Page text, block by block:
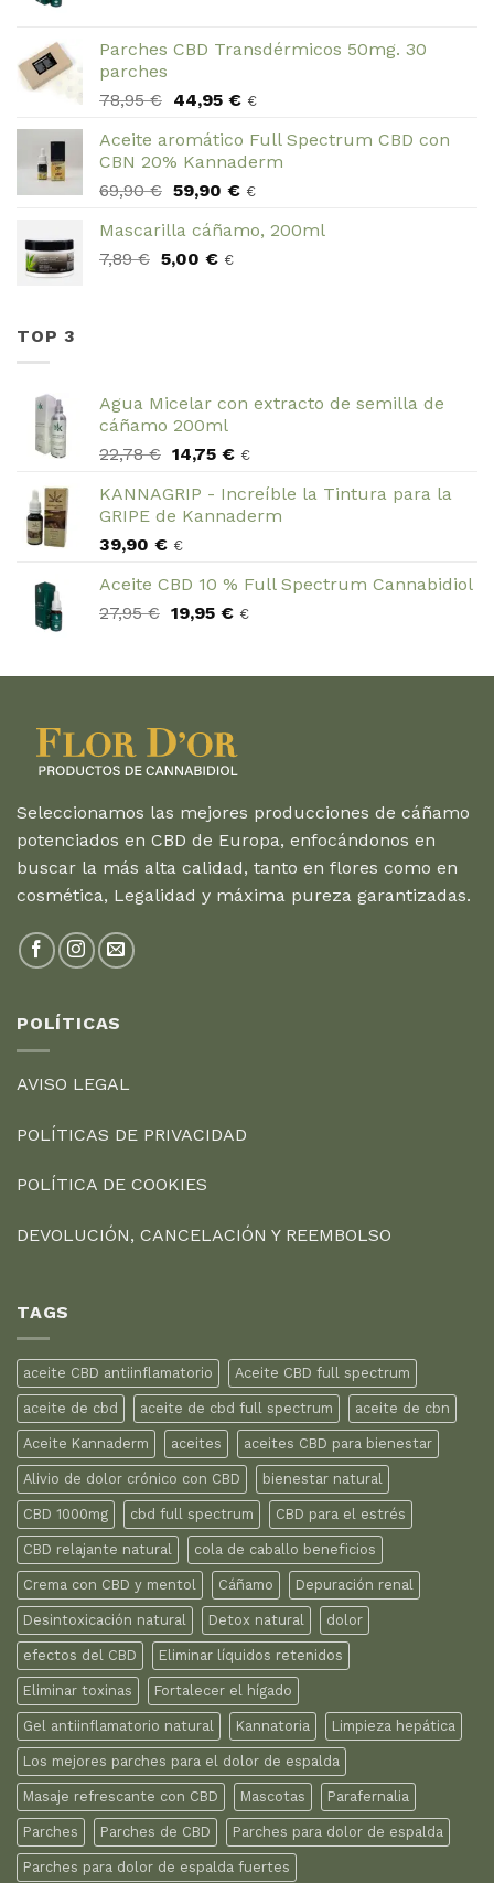
era:
es:
Parches CBD Transdérmicos 50mg. 30
parches
78,95€ El
original
era:
78,95 €.
44,95 €El
actual
es:
44,95 €.
€
Aceite aromático Full Spectrum CBD con
CBN 20% Kannaderm
69,90€ El
original
era:
59,90 €El
actual
€
Mascarilla cáñamo, 200ml
7,89€ El
5,00 €El
€
TOP 3
Agua Micelar con extracto de semilla de
cáñamo 200ml
22,78€ El
original
era:
22,78 €.
14,75 €El
actual
es:
€
KANNAGRIP - Increíble la Tintura para la
GRIPE de Kannaderm
39,90 € €
Aceite CBD 10 % Full Spectrum Cannabidiol
27,95€ El
era:
19,95 €El
es:
€
Seleccionamos las mejores producciones de cáñamo
potenciados en CBD de Europa, enfocándonos en
buscar la más alta calidad, tanto en flores como en
cosmética, Legalidad y máxima pureza garantizadas.
POLÍTICAS
AVISO LEGAL
POLÍTICAS DE PRIVACIDAD
POLÍTICA DE COOKIES
DEVOLUCIÓN, CANCELACIÓN Y REEMBOLSO
TAGS
aceite CBD antiinflamatorio Aceite CBD full spectrum
aceite de cbd aceite de cbd full spectrum aceite de cbn
Aceite Kannaderm aceites aceites CBD para bienestar
Alivio de dolor crónico con CBD bienestar natural
CBD 1000mg cbd full spectrum CBD para el estrés
CBD relajante natural cola de caballo beneficios
Crema con CBD y mentol Cáñamo Depuración renal
Desintoxicación natural Detox natural dolor
efectos del CBD Eliminar líquidos retenidos
Eliminar toxinas Fortalecer el hígado
Gel antiinflamatorio natural Kannatoria Limpieza hepática
Los mejores parches para el dolor de espalda
Masaje refrescante con CBD Mascotas Parafernalia
Parches Parches de CBD Parches para dolor de espalda
Parches para dolor de espalda fuertes